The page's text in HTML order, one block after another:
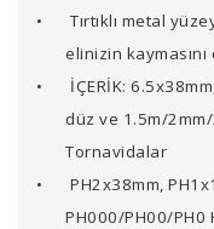
•
Tırtıklı metal
elinizin
•
İÇERİK:
düz ve 1.5m/
Tornavidalar
•
PH2x38mm,
PH000/PH00/PH0